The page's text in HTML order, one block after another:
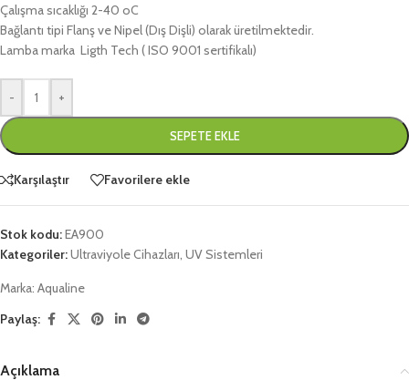
Çalışma sıcaklığı 2-40 oC
Bağlantı tipi Flanş ve Nipel (Dış Dişli) olarak üretilmektedir.
Lamba marka Ligth Tech ( ISO 9001 sertifikalı)
- +
SEPETE EKLE
Karşılaştır Favorilere ekle
Stok kodu:EA900
Kategoriler:Ultraviyole Cihazları, UV Sistemleri
Marka: Aqualine
Paylaş:
Açıklama